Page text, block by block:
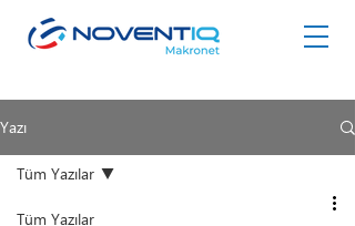
Yazı
Tüm Yazılar
Tüm Yazılar